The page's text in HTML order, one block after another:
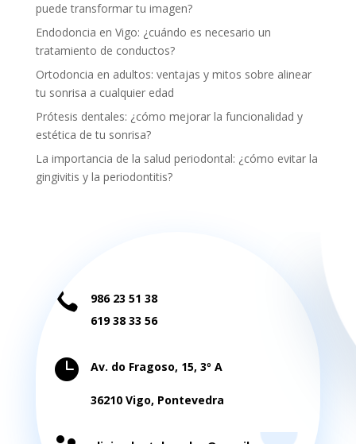
puede transformar tu imagen?
Endodoncia en Vigo: ¿cuándo es necesario un
tratamiento de conductos?
Ortodoncia en adultos: ventajas y mitos sobre alinear
tu sonrisa a cualquier edad
Prótesis dentales: ¿cómo mejorar la funcionalidad y
estética de tu sonrisa?
La importancia de la salud periodontal: ¿cómo evitar la
gingivitis y la periodontitis?

986 23 51 38
619 38 33 56
 Av. do Fragoso, 15, 3º A
36210 Vigo, Pontevedra